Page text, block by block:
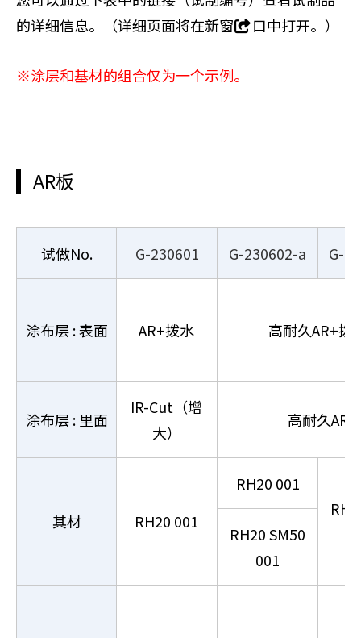
的详细信息。（详细页面将在新窗
口中打开。）
※涂层和基材的组合仅为一个示例。
AR板
试做No. G-230601 G-230602-a G-
涂布层 : 表面 AR+拨水 高耐久AR+拨
涂布层 : 里面
IR-Cut（增
大）
高耐久AR
其材 RH20 001
RH20 001
RH20 SM50
001